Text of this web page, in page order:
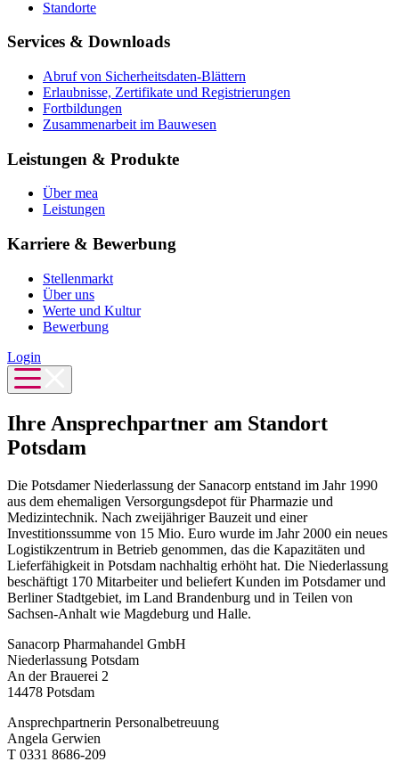
Standorte
Services & Downloads
Abruf von Sicherheitsdaten-Blättern
Erlaubnisse, Zertifikate und Registrierungen
Fortbildungen
Zusammenarbeit im Bauwesen
Leistungen & Produkte
Über mea
Leistungen
Karriere & Bewerbung
Stellenmarkt
Über uns
Werte und Kultur
Bewerbung
Login
Ihre Ansprechpartner am Standort
Potsdam
Die Potsdamer Niederlassung der Sanacorp entstand im Jahr 1990
aus dem ehemaligen Versorgungsdepot für Pharmazie und
Medizintechnik. Nach zweijähriger Bauzeit und einer
Investitionssumme von 15 Mio. Euro wurde im Jahr 2000 ein neues
Logistikzentrum in Betrieb genommen, das die Kapazitäten und
Lieferfähigkeit in Potsdam nachhaltig erhöht hat. Die Niederlassung
beschäftigt 170 Mitarbeiter und beliefert Kunden im Potsdamer und
Berliner Stadtgebiet, im Land Brandenburg und in Teilen von
Sachsen-Anhalt wie Magdeburg und Halle.
Sanacorp Pharmahandel GmbH
Niederlassung Potsdam
An der Brauerei 2
14478 Potsdam
Ansprechpartnerin Personalbetreuung
Angela Gerwien
T 0331 8686-209